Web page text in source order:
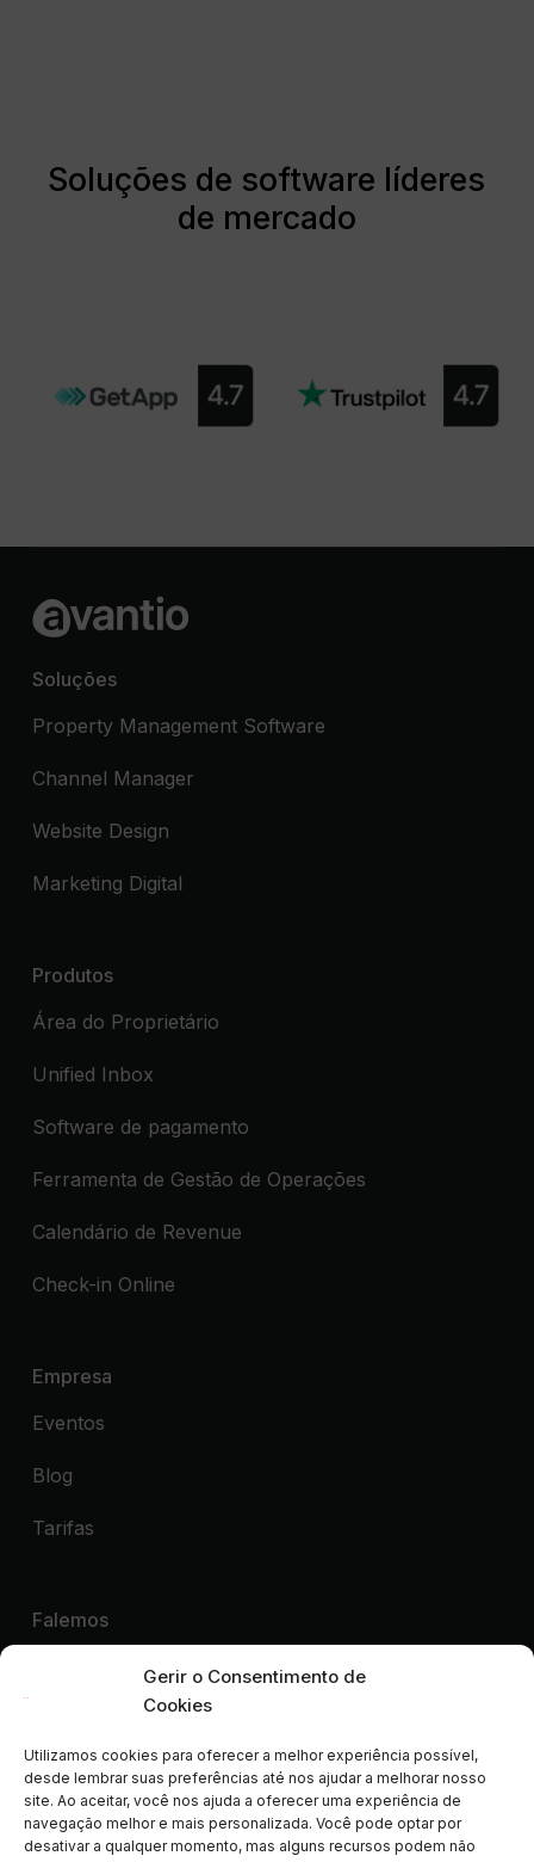
Gerir o Consentimento de
Cookies
Utilizamos cookies para oferecer a melhor experiência possível,
desde lembrar suas preferências até nos ajudar a melhorar nosso
site. Ao aceitar, você nos ajuda a oferecer uma experiência de
navegação melhor e mais personalizada. Você pode optar por
desativar a qualquer momento, mas alguns recursos podem não
Soluções de software líderes
de mercado
Soluções
Property Management Software
Channel Manager
Website Design
Marketing Digital
Produtos
Área do Proprietário
Unified Inbox
Software de pagamento
Ferramenta de Gestão de Operações
Calendário de Revenue
Check-in Online
Empresa
Eventos
Blog
Tarifas
Falemos
Quero uma Demonstração
Parceiros colaboradores de:
ALEP AIGAB APAR APARTURE
APTUR
ASCAV
ATA AVVA CLF FEVITUR ISCF